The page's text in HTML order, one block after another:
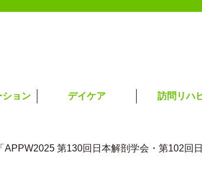
ション デイケア 訪問リハ
第130回日本解剖学会・第102回